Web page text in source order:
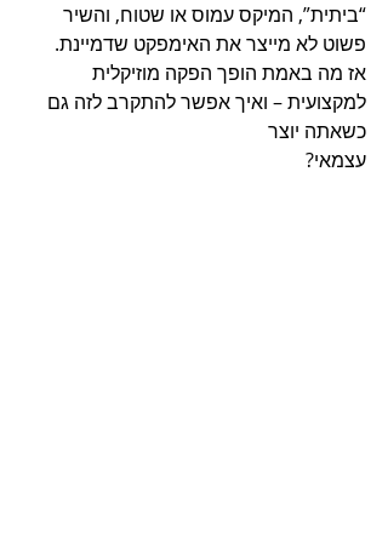
“ביתית”, המיקס עמוס או שטוח, והשיר
פשוט לא מייצר את האימפקט שדמיינת.
אז מה באמת הופך הפקה מוזיקלית
למקצועית – ואיך אפשר להתקרב לזה גם
כשאתה יוצר
עצמאי?